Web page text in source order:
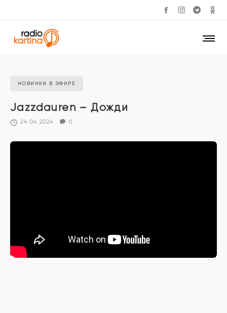
НОВИНКИ В ЭФИРЕ
Jazzdauren – Дожди
24.04.2024 0